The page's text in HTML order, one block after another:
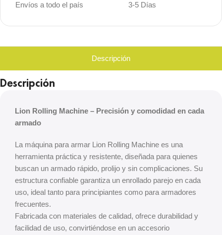
Envíos a todo el país
3-5 Días
Descripción
Descripción
Lion Rolling Machine – Precisión y comodidad en cada
armado
La máquina para armar Lion Rolling Machine es una
herramienta práctica y resistente, diseñada para quienes
buscan un armado rápido, prolijo y sin complicaciones. Su
estructura confiable garantiza un enrollado parejo en cada
uso, ideal tanto para principiantes como para armadores
frecuentes.
Fabricada con materiales de calidad, ofrece durabilidad y
facilidad de uso, convirtiéndose en un accesorio